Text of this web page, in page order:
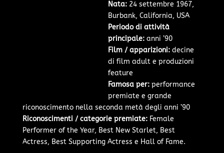
Nata:24 settembre 1967,
Burbank, California, USA
Periodo di attività
principale:anni ’90
Film / apparizioni:decine
di film adult e produzioni
feature
Famosa per:performance
premiate e grande
riconoscimento nella seconda metà degli anni ’90
Riconoscimenti / categorie premiate:Female
Performer of the Year, Best New Starlet, Best
Actress, Best Supporting Actress e Hall of Fame.